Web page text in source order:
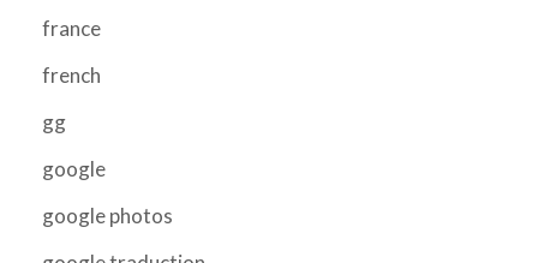
france
french
gg
google
google photos